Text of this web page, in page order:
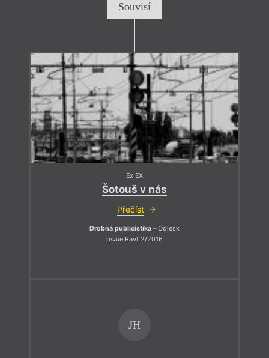
Souvisí
Ex EX
Šotouš v nás
Přečíst
Drobná publicistika – Odlesk
revue Ravt 2/2016
JH